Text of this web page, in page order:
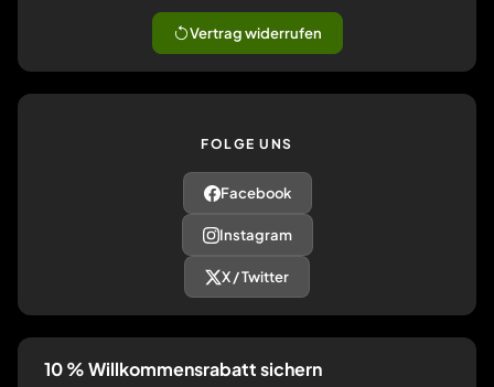
Vertrag widerrufen
FOLGE UNS
Facebook
Instagram
X / Twitter
10 % Willkommensrabatt sichern